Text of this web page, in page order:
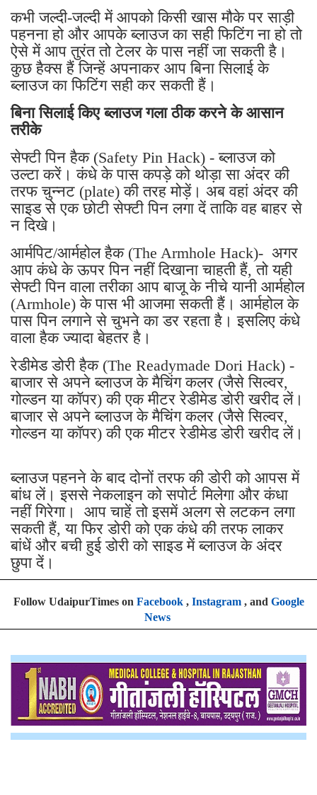
कभी जल्दी-जल्दी में आपको किसी खास मौके पर साड़ी
पहनना हो और आपके ब्लाउज का सही फिटिंग ना हो तो
ऐसे में आप तुरंत तो टेलर के पास नहीं जा सकती है।
कुछ हैक्स हैं जिन्हें अपनाकर आप बिना सिलाई के
ब्लाउज का फिटिंग सही कर सकती हैं।
बिना सिलाई किए ब्लाउज गला ठीक करने के आसान
तरीके
सेफ्टी पिन हैक (Safety Pin Hack) - ब्लाउज को
उल्टा करें। कंधे के पास कपड़े को थोड़ा सा अंदर की
तरफ चुन्नट (plate) की तरह मोड़ें। अब वहां अंदर की
साइड से एक छोटी सेफ्टी पिन लगा दें ताकि वह बाहर से
न दिखे।
आर्मपिट/आर्महोल हैक (The Armhole Hack)- अगर
आप कंधे के ऊपर पिन नहीं दिखाना चाहती हैं, तो यही
सेफ्टी पिन वाला तरीका आप बाजू के नीचे यानी आर्महोल
(Armhole) के पास भी आजमा सकती हैं। आर्महोल के
पास पिन लगाने से चुभने का डर रहता है। इसलिए कंधे
वाला हैक ज्यादा बेहतर है।
रेडीमेड डोरी हैक (The Readymade Dori Hack) -
बाजार से अपने ब्लाउज के मैचिंग कलर (जैसे सिल्वर,
गोल्डन या कॉपर) की एक मीटर रेडीमेड डोरी खरीद लें।
बाजार से अपने ब्लाउज के मैचिंग कलर (जैसे सिल्वर,
गोल्डन या कॉपर) की एक मीटर रेडीमेड डोरी खरीद लें।
ब्लाउज पहनने के बाद दोनों तरफ की डोरी को आपस में
बांध लें। इससे नेकलाइन को सपोर्ट मिलेगा और कंधा
नहीं गिरेगा। आप चाहें तो इसमें अलग से लटकन लगा
सकती हैं, या फिर डोरी को एक कंधे की तरफ लाकर
बांधें और बची हुई डोरी को साइड में ब्लाउज के अंदर
छुपा दें।
Follow UdaipurTimes on Facebook, Instagram, and Google
News